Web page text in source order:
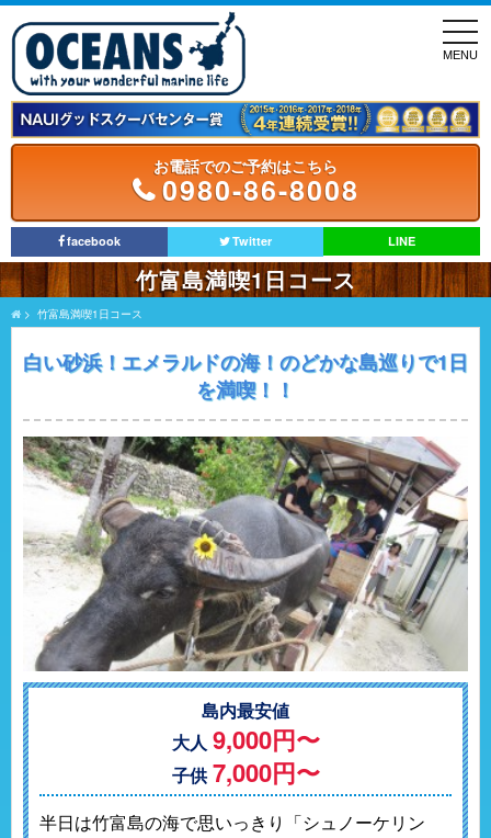
MENU
お電話でのご予約はこちら
0980-86-8008
facebook Twitter LINE
竹富島満喫1日コース
> 竹富島満喫1日コース
白い砂浜！エメラルドの海！のどかな島巡りで1日
を満喫！！
島内最安値
大人 9,000円〜
子供 7,000円〜
半日は竹富島の海で思いっきり「シュノーケリン